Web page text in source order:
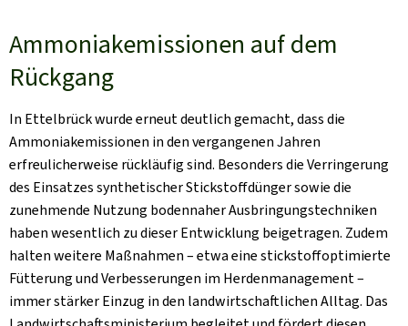
Ammoniakemissionen auf dem
Rückgang
In Ettelbrück wurde erneut deutlich gemacht, dass die
Ammoniakemissionen in den vergangenen Jahren
erfreulicherweise rückläufig sind. Besonders die Verringerung
des Einsatzes synthetischer Stickstoffdünger sowie die
zunehmende Nutzung bodennaher Ausbringungstechniken
haben wesentlich zu dieser Entwicklung beigetragen. Zudem
halten weitere Maßnahmen – etwa eine stickstoffoptimierte
Fütterung und Verbesserungen im Herdenmanagement –
immer stärker Einzug in den landwirtschaftlichen Alltag. Das